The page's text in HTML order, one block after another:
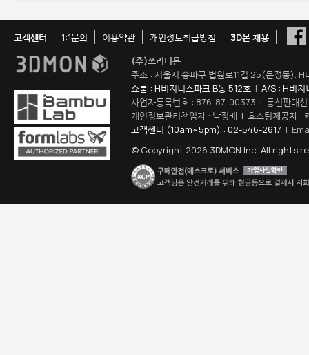
고객센터 1:1문의 이용약관 개인정보취급방침
3D몬 채용
(주)쓰리디몬
주소 : 서울시 송파구 법원로11길 25(문정동),
쇼룸 : H비지니스파크 B동 512호 | A/S : H비지
사업자등록번호 : 876-87-00373 | 통신판매
개인정보관리책임자 : 박정배 | 호스팅제공자 :
고객센터 (10am~5pm) : 02-546-2617 |
© Copyright 2026 3DMON Inc. All rights